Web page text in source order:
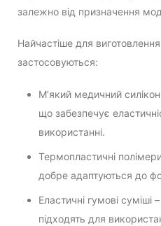
залежно від призначення
Найчастіше для
застосовуються:
М’який медичний
що забезпечує
використанні.
Термопластичні
добре адаптуються до
Еластичні гумові суміші
підходять для